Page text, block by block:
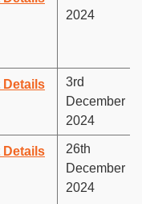
2024
Details
3rd
December
2024
Details
26th
December
2024